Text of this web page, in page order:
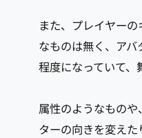
また、プレイヤー
なものは無く、アバ
程度になっていて、
属性のようなもの
ターの向きを変え